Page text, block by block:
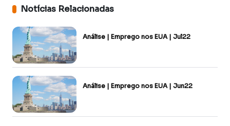
Notícias Relacionadas
Análise | Emprego nos EUA | Jul22
Análise | Emprego nos EUA | Jun22